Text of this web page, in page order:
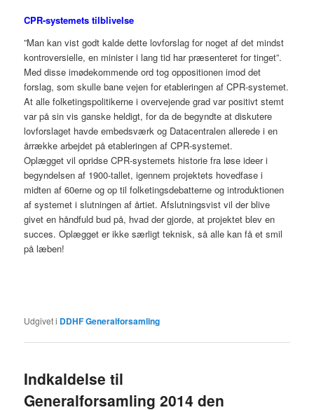
CPR-systemets tilblivelse
”Man kan vist godt kalde dette lovforslag for noget af det mindst
kontroversielle, en minister i lang tid har præsenteret for tinget”.
Med disse imødekommende ord tog oppositionen imod det
forslag, som skulle bane vejen for etableringen af CPR-systemet.
At alle folketingspolitikerne i overvejende grad var positivt stemt
var på sin vis ganske heldigt, for da de begyndte at diskutere
lovforslaget havde embedsværk og Datacentralen allerede i en
årrække arbejdet på etableringen af CPR-systemet.
Oplægget vil opridse CPR-systemets historie fra løse ideer i
begyndelsen af 1900-tallet, igennem projektets hovedfase i
midten af 60erne og op til folketingsdebatterne og introduktionen
af systemet i slutningen af årtiet. Afslutningsvist vil der blive
givet en håndfuld bud på, hvad der gjorde, at projektet blev en
succes. Oplægget er ikke særligt teknisk, så alle kan få et smil
på læben!
Udgivet i DDHF Generalforsamling
Indkaldelse til
Generalforsamling 2014 den